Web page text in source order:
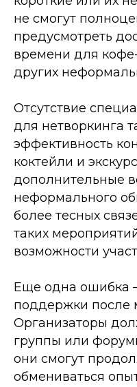
не смогут
предусмотреть
времени для
других
Отсутствие
для нетворкинга
эффективность
коктейли и
дополнительные
неформального
более тесных
таких
возможности
Еще одна ошибка
поддержки после
Организаторы
группы или
они смогут
обмениваться